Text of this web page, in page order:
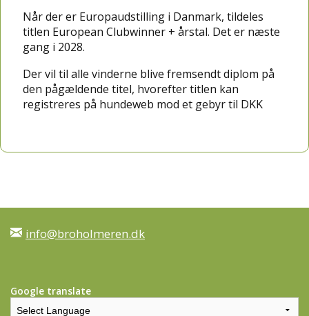
Når der er Europaudstilling i Danmark, tildeles
titlen European Clubwinner + årstal. Det er næste
gang i 2028.
Der vil til alle vinderne blive fremsendt diplom på
den pågældende titel, hvorefter titlen kan
registreres på hundeweb mod et gebyr til DKK
info@broholmeren.dk
Google translate